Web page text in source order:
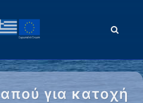
για κατοχή